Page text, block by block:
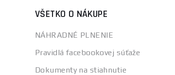
VŠETKO O NÁKUPE
NÁHRADNÉ PLNENIE
Pravidlá facebookovej súťaže
Dokumenty na stiahnutie